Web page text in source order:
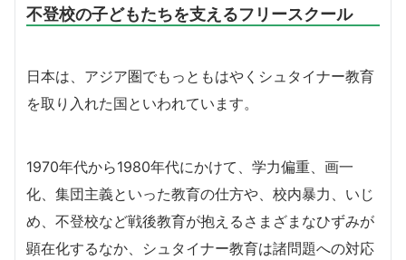
不登校の子どもたちを支えるフリースクール
日本は、アジア圏でもっともはやくシュタイナー教育
を取り入れた国といわれています。
1970年代から1980年代にかけて、学力偏重、画一
化、集団主義といった教育の仕方や、校内暴力、いじ
め、不登校など戦後教育が抱えるさまざまなひずみが
顕在化するなか、シュタイナー教育は諸問題への対応